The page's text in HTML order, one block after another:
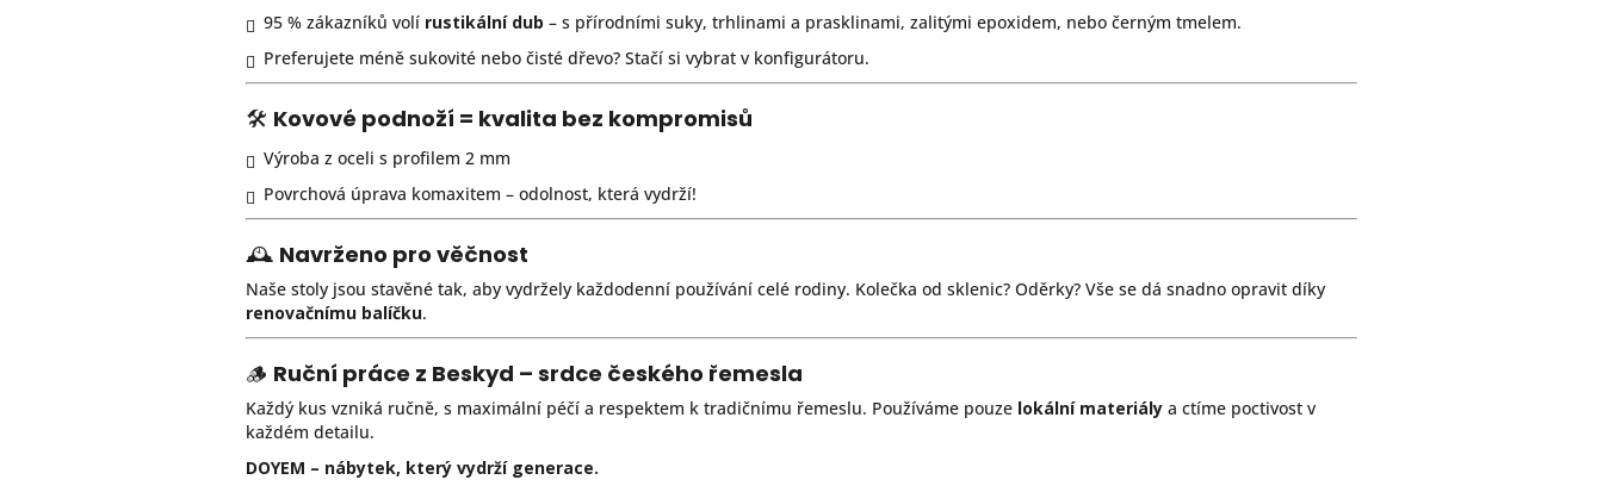
95 % zákazníků volí rustikální dub – s přírodními suky, trhlinami a prasklinami, zalitými epoxidem, nebo černým tmelem.
Preferujete méně sukovité nebo čisté dřevo? Stačí si vybrat v konfigurátoru.
🛠 Kovové podnoží = kvalita bez kompromisů
Výroba z oceli s profilem 2 mm
Povrchová úprava komaxitem – odolnost, která vydrží!
🕰 Navrženo pro věčnost
Naše stoly jsou stavěné tak, aby vydržely každodenní používání celé rodiny. Kolečka od sklenic? Oděrky? Vše se dá snadno opravit díky
renovačnímu balíčku.
🪵 Ruční práce z Beskyd – srdce českého řemesla
Každý kus vzniká ručně, s maximální péčí a respektem k tradičnímu řemeslu. Používáme pouze lokální materiály a ctíme poctivost v
každém detailu.
DOYEM – nábytek, který vydrží generace.